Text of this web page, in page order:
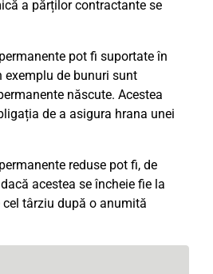
a părților contractante se
pot fi suportate în
exemplu de bunuri sunt
născute. Acestea
de a asigura hrana unei
reduse pot fi, de
acestea se încheie fie la
cel târziu după o anumită